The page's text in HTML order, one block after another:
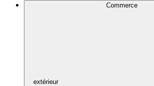
Commerce
extérieur